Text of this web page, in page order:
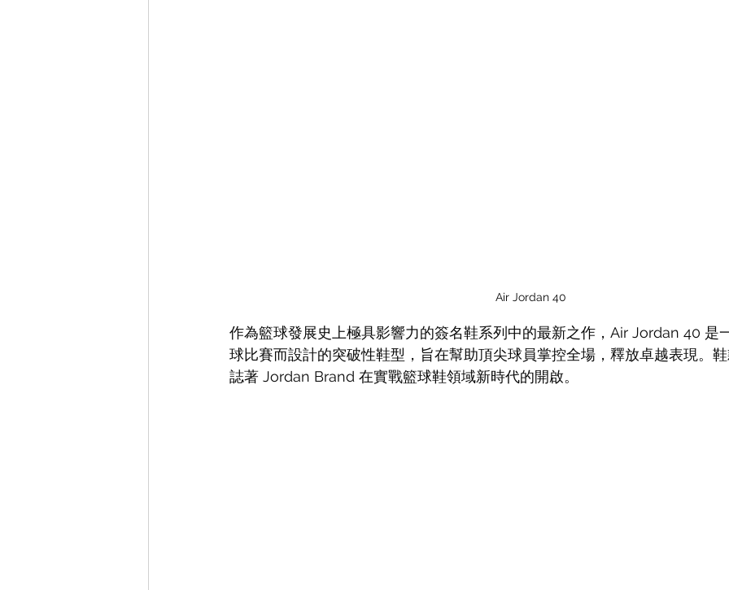
Air Jordan 40
作為籃球發展史上極具影響力的簽名鞋系列中的最新之作，Air Jordan 40 是
球比賽而設計的突破性鞋型，旨在幫助頂尖球員掌控全場，釋放卓越表現。
誌著 Jordan Brand 在實戰籃球鞋領域新時代的開啟。